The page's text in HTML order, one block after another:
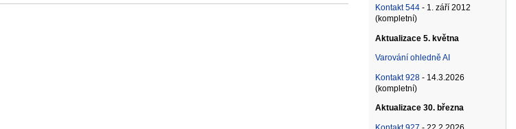
Kontakt 544- 1. září 2012
(kompletní)
Aktualizace 5. května
Varování ohledně AI
Kontakt 928- 14.3.2026
(kompletní)
Aktualizace 30. března